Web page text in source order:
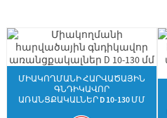
ՄԻԱԿՈՂՄԱՆԻ ՀԱՐՎԱԾԱՅԻՆ
ԳՆԴԻԿԱՎՈՐ
ԱՌԱՆՑՔԱԿԱԼՆԵՐ D 10-130 ՄՄ